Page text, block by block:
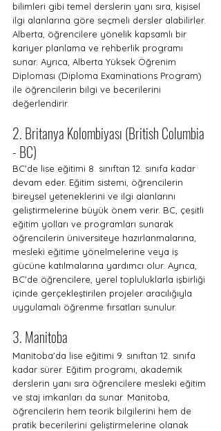
bilimleri gibi temel derslerin yanı sıra, kişisel
ilgi alanlarına göre seçmeli dersler alabilirler.
Alberta, öğrencilere yönelik kapsamlı bir
kariyer planlama ve rehberlik programı
sunar. Ayrıca, Alberta Yüksek Öğrenim
Diploması (Diploma Examinations Program)
ile öğrencilerin bilgi ve becerilerini
değerlendirir.
2. Britanya Kolombiyası (British Columbia
- BC)
BC'de lise eğitimi 8. sınıftan 12. sınıfa kadar
devam eder. Eğitim sistemi, öğrencilerin
bireysel yeteneklerini ve ilgi alanlarını
geliştirmelerine büyük önem verir. BC, çeşitli
eğitim yolları ve programları sunarak
öğrencilerin üniversiteye hazırlanmalarına,
mesleki eğitime yönelmelerine veya iş
gücüne katılmalarına yardımcı olur. Ayrıca,
BC'de öğrencilere, yerel topluluklarla işbirliği
içinde gerçekleştirilen projeler aracılığıyla
uygulamalı öğrenme fırsatları sunulur.
3. Manitoba
Manitoba'da lise eğitimi 9. sınıftan 12. sınıfa
kadar sürer. Eğitim programı, akademik
derslerin yanı sıra öğrencilere mesleki eğitim
ve staj imkanları da sunar. Manitoba,
öğrencilerin hem teorik bilgilerini hem de
pratik becerilerini geliştirmelerine olanak